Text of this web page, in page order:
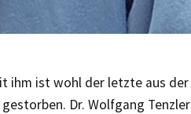
ihm ist wohl der letzte aus der
Dr. Wolfgang Tenzler